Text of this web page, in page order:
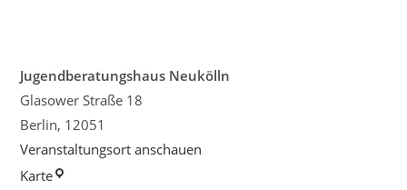
Jugendberatungshaus Neukölln
Glasower Straße 18
Berlin, 12051
Veranstaltungsort anschauen
KarteJugendberatungshaus